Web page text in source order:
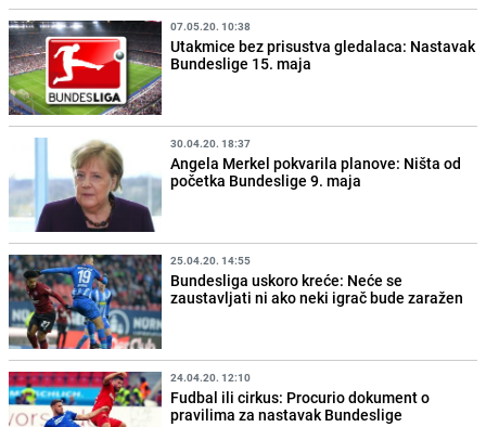
07.05.20. 10:38
Utakmice bez prisustva gledalaca: Nastavak
Bundeslige 15. maja
30.04.20. 18:37
Angela Merkel pokvarila planove: Ništa od
početka Bundeslige 9. maja
25.04.20. 14:55
Bundesliga uskoro kreće: Neće se
zaustavljati ni ako neki igrač bude zaražen
24.04.20. 12:10
Fudbal ili cirkus: Procurio dokument o
pravilima za nastavak Bundeslige